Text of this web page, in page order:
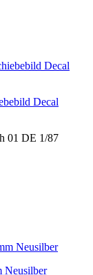
Decal
01 DE 1/87
Neusilber